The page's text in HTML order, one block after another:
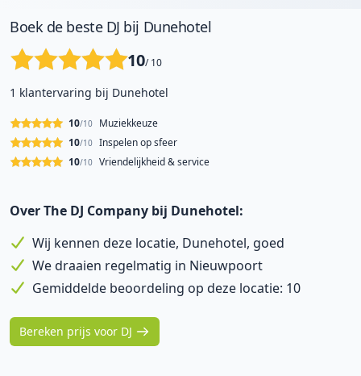
Boek de beste DJ bij Dunehotel
10/ 10
1 klantervaring bij Dunehotel
Muziekkeuze
10/10
Inspelen op sfeer
10/10
Vriendelijkheid & service
10/10
Over The DJ Company bij Dunehotel:
Wij kennen deze locatie, Dunehotel, goed
We draaien regelmatig in Nieuwpoort
Gemiddelde beoordeling op deze locatie: 10
Bereken prijs voor DJ